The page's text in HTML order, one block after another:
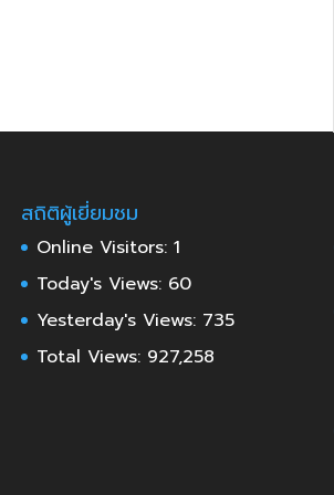
สถิติผู้เยี่ยมชม
Online Visitors: 1
Today's Views: 60
Yesterday's Views: 735
Total Views: 927,258